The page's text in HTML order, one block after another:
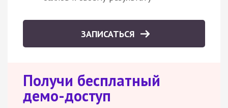
ЗАПИСАТЬСЯ
Получи бесплатный
демо-доступ